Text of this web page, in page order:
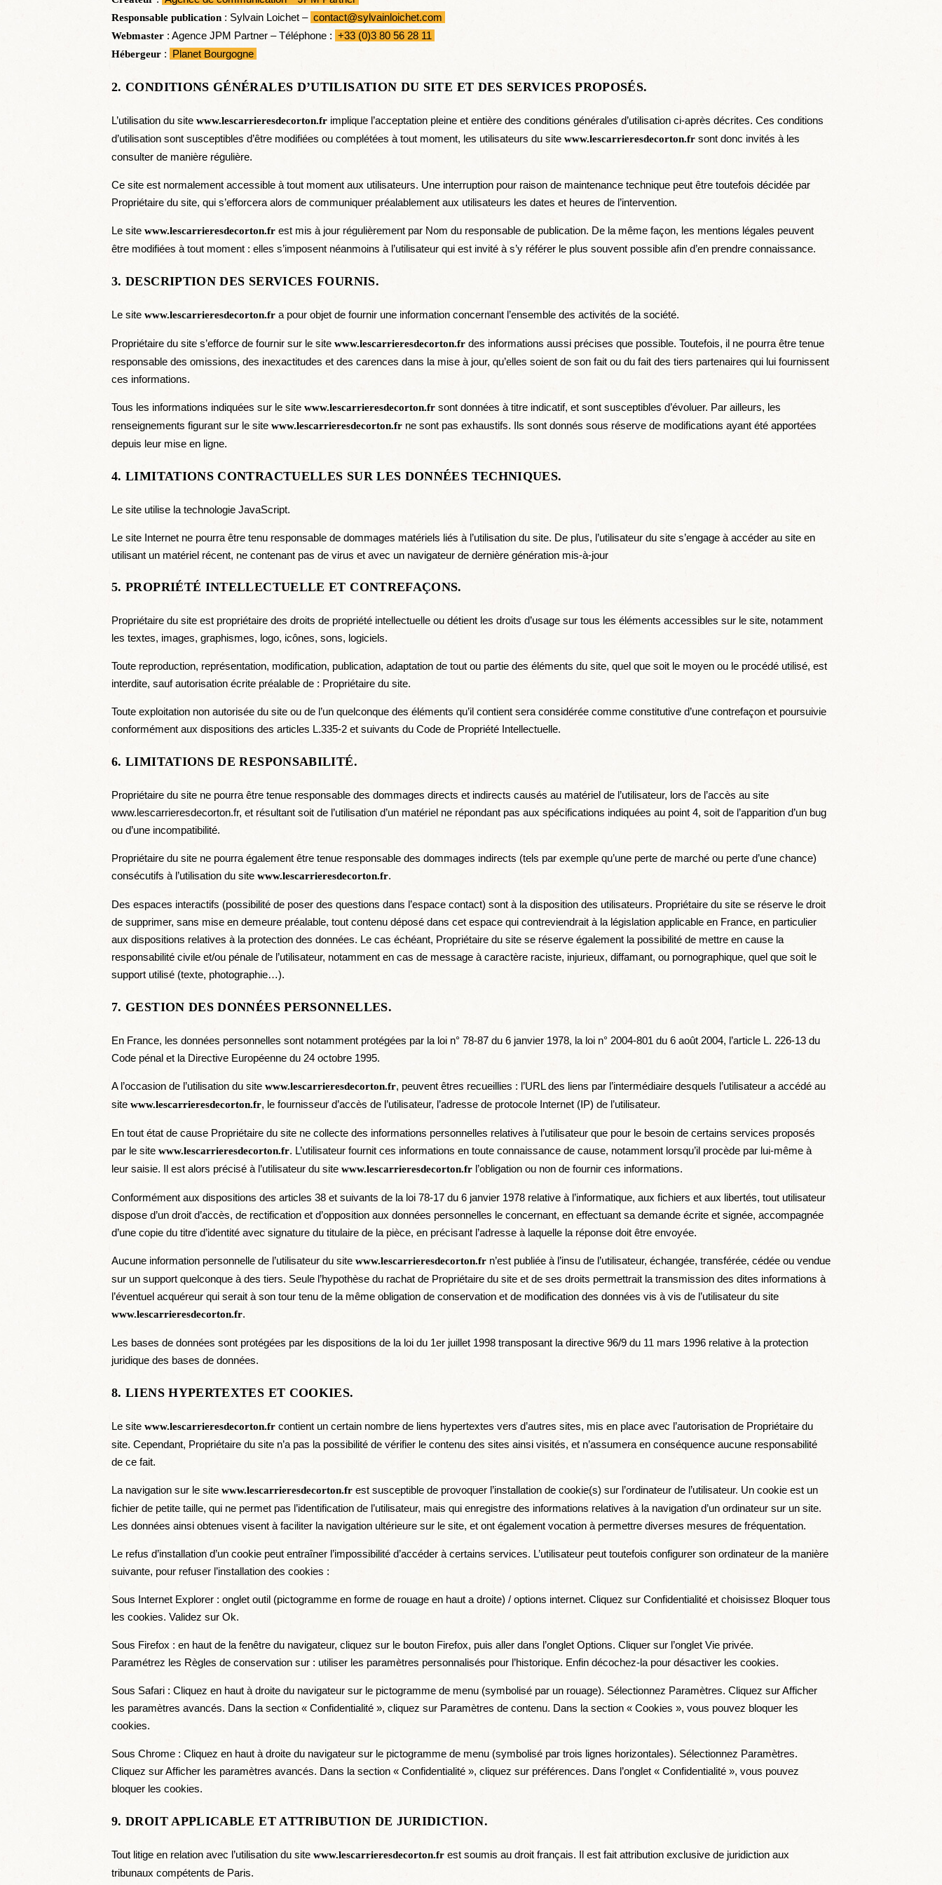
Responsable publication : Sylvain Loichet – contact@sylvainloichet.com
Webmaster : Agence JPM Partner – Téléphone : +33 (0)3 80 56 28 11
Hébergeur : Planet Bourgogne
2. CONDITIONS GÉNÉRALES D’UTILISATION DU SITE ET DES SERVICES PROPOSÉS.
L’utilisation du site www.lescarrieresdecorton.fr implique l’acceptation pleine et entière des conditions générales d’utilisation ci-après décrites. Ces conditions
d’utilisation sont susceptibles d’être modifiées ou complétées à tout moment, les utilisateurs du site www.lescarrieresdecorton.fr sont donc invités à les
consulter de manière régulière.
Ce site est normalement accessible à tout moment aux utilisateurs. Une interruption pour raison de maintenance technique peut être toutefois décidée par
Propriétaire du site, qui s’efforcera alors de communiquer préalablement aux utilisateurs les dates et heures de l’intervention.
Le site www.lescarrieresdecorton.fr est mis à jour régulièrement par Nom du responsable de publication. De la même façon, les mentions légales peuvent
être modifiées à tout moment : elles s’imposent néanmoins à l’utilisateur qui est invité à s’y référer le plus souvent possible afin d’en prendre connaissance.
3. DESCRIPTION DES SERVICES FOURNIS.
Le site www.lescarrieresdecorton.fr a pour objet de fournir une information concernant l’ensemble des activités de la société.
Propriétaire du site s’efforce de fournir sur le site www.lescarrieresdecorton.fr des informations aussi précises que possible. Toutefois, il ne pourra être tenue
responsable des omissions, des inexactitudes et des carences dans la mise à jour, qu’elles soient de son fait ou du fait des tiers partenaires qui lui fournissent
ces informations.
Tous les informations indiquées sur le site www.lescarrieresdecorton.fr sont données à titre indicatif, et sont susceptibles d’évoluer. Par ailleurs, les
renseignements figurant sur le site www.lescarrieresdecorton.fr ne sont pas exhaustifs. Ils sont donnés sous réserve de modifications ayant été apportées
depuis leur mise en ligne.
4. LIMITATIONS CONTRACTUELLES SUR LES DONNÉES TECHNIQUES.
Le site utilise la technologie JavaScript.
Le site Internet ne pourra être tenu responsable de dommages matériels liés à l’utilisation du site. De plus, l’utilisateur du site s’engage à accéder au site en
utilisant un matériel récent, ne contenant pas de virus et avec un navigateur de dernière génération mis-à-jour
5. PROPRIÉTÉ INTELLECTUELLE ET CONTREFAÇONS.
Propriétaire du site est propriétaire des droits de propriété intellectuelle ou détient les droits d’usage sur tous les éléments accessibles sur le site, notamment
les textes, images, graphismes, logo, icônes, sons, logiciels.
Toute reproduction, représentation, modification, publication, adaptation de tout ou partie des éléments du site, quel que soit le moyen ou le procédé utilisé, est
interdite, sauf autorisation écrite préalable de : Propriétaire du site.
Toute exploitation non autorisée du site ou de l’un quelconque des éléments qu’il contient sera considérée comme constitutive d’une contrefaçon et poursuivie
conformément aux dispositions des articles L.335-2 et suivants du Code de Propriété Intellectuelle.
6. LIMITATIONS DE RESPONSABILITÉ.
Propriétaire du site ne pourra être tenue responsable des dommages directs et indirects causés au matériel de l’utilisateur, lors de l’accès au site
www.lescarrieresdecorton.fr, et résultant soit de l’utilisation d’un matériel ne répondant pas aux spécifications indiquées au point 4, soit de l’apparition d’un bug
ou d’une incompatibilité.
Propriétaire du site ne pourra également être tenue responsable des dommages indirects (tels par exemple qu’une perte de marché ou perte d’une chance)
consécutifs à l’utilisation du site www.lescarrieresdecorton.fr.
Des espaces interactifs (possibilité de poser des questions dans l’espace contact) sont à la disposition des utilisateurs. Propriétaire du site se réserve le droit
de supprimer, sans mise en demeure préalable, tout contenu déposé dans cet espace qui contreviendrait à la législation applicable en France, en particulier
aux dispositions relatives à la protection des données. Le cas échéant, Propriétaire du site se réserve également la possibilité de mettre en cause la
responsabilité civile et/ou pénale de l’utilisateur, notamment en cas de message à caractère raciste, injurieux, diffamant, ou pornographique, quel que soit le
support utilisé (texte, photographie…).
7. GESTION DES DONNÉES PERSONNELLES.
En France, les données personnelles sont notamment protégées par la loi n° 78-87 du 6 janvier 1978, la loi n° 2004-801 du 6 août 2004, l’article L. 226-13 du
Code pénal et la Directive Européenne du 24 octobre 1995.
A l’occasion de l’utilisation du site www.lescarrieresdecorton.fr, peuvent êtres recueillies : l’URL des liens par l’intermédiaire desquels l’utilisateur a accédé au
site www.lescarrieresdecorton.fr, le fournisseur d’accès de l’utilisateur, l’adresse de protocole Internet (IP) de l’utilisateur.
En tout état de cause Propriétaire du site ne collecte des informations personnelles relatives à l’utilisateur que pour le besoin de certains services proposés
par le site www.lescarrieresdecorton.fr. L’utilisateur fournit ces informations en toute connaissance de cause, notamment lorsqu’il procède par lui-même à
leur saisie. Il est alors précisé à l’utilisateur du site www.lescarrieresdecorton.fr l’obligation ou non de fournir ces informations.
Conformément aux dispositions des articles 38 et suivants de la loi 78-17 du 6 janvier 1978 relative à l’informatique, aux fichiers et aux libertés, tout utilisateur
dispose d’un droit d’accès, de rectification et d’opposition aux données personnelles le concernant, en effectuant sa demande écrite et signée, accompagnée
d’une copie du titre d’identité avec signature du titulaire de la pièce, en précisant l’adresse à laquelle la réponse doit être envoyée.
Aucune information personnelle de l’utilisateur du site www.lescarrieresdecorton.fr n’est publiée à l’insu de l’utilisateur, échangée, transférée, cédée ou vendue
sur un support quelconque à des tiers. Seule l’hypothèse du rachat de Propriétaire du site et de ses droits permettrait la transmission des dites informations à
l’éventuel acquéreur qui serait à son tour tenu de la même obligation de conservation et de modification des données vis à vis de l’utilisateur du site
www.lescarrieresdecorton.fr.
Les bases de données sont protégées par les dispositions de la loi du 1er juillet 1998 transposant la directive 96/9 du 11 mars 1996 relative à la protection
juridique des bases de données.
8. LIENS HYPERTEXTES ET COOKIES.
Le site www.lescarrieresdecorton.fr contient un certain nombre de liens hypertextes vers d’autres sites, mis en place avec l’autorisation de Propriétaire du
site. Cependant, Propriétaire du site n’a pas la possibilité de vérifier le contenu des sites ainsi visités, et n’assumera en conséquence aucune responsabilité
de ce fait.
La navigation sur le site www.lescarrieresdecorton.fr est susceptible de provoquer l’installation de cookie(s) sur l’ordinateur de l’utilisateur. Un cookie est un
fichier de petite taille, qui ne permet pas l’identification de l’utilisateur, mais qui enregistre des informations relatives à la navigation d’un ordinateur sur un site.
Les données ainsi obtenues visent à faciliter la navigation ultérieure sur le site, et ont également vocation à permettre diverses mesures de fréquentation.
Le refus d’installation d’un cookie peut entraîner l’impossibilité d’accéder à certains services. L’utilisateur peut toutefois configurer son ordinateur de la manière
suivante, pour refuser l’installation des cookies :
Sous Internet Explorer : onglet outil (pictogramme en forme de rouage en haut a droite) / options internet. Cliquez sur Confidentialité et choisissez Bloquer tous
les cookies. Validez sur Ok.
Sous Firefox : en haut de la fenêtre du navigateur, cliquez sur le bouton Firefox, puis aller dans l’onglet Options. Cliquer sur l’onglet Vie privée.
Paramétrez les Règles de conservation sur : utiliser les paramètres personnalisés pour l’historique. Enfin décochez-la pour désactiver les cookies.
Sous Safari : Cliquez en haut à droite du navigateur sur le pictogramme de menu (symbolisé par un rouage). Sélectionnez Paramètres. Cliquez sur Afficher
les paramètres avancés. Dans la section « Confidentialité », cliquez sur Paramètres de contenu. Dans la section « Cookies », vous pouvez bloquer les
cookies.
Sous Chrome : Cliquez en haut à droite du navigateur sur le pictogramme de menu (symbolisé par trois lignes horizontales). Sélectionnez Paramètres.
Cliquez sur Afficher les paramètres avancés. Dans la section « Confidentialité », cliquez sur préférences. Dans l’onglet « Confidentialité », vous pouvez
bloquer les cookies.
9. DROIT APPLICABLE ET ATTRIBUTION DE JURIDICTION.
Tout litige en relation avec l’utilisation du site www.lescarrieresdecorton.fr est soumis au droit français. Il est fait attribution exclusive de juridiction aux
tribunaux compétents de Paris.